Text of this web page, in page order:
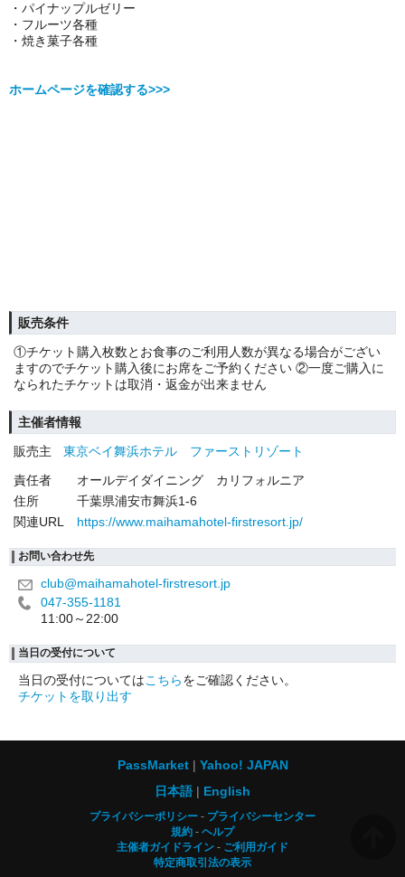
・パイナップルゼリー
・フルーツ各種
・焼き菓子各種
ホームページを確認する>>>
販売条件
①チケット購入枚数とお食事のご利用人数が異なる場合がござい
ますのでチケット購入後にお席をご予約ください ②一度ご購入に
なられたチケットは取消・返金が出来ません
主催者情報
販売主
東京ベイ舞浜ホテル ファーストリゾート
責任者
オールデイダイニング カリフォルニア
住所
千葉県浦安市舞浜1-6
関連URL
https://www.maihamahotel-firstresort.jp/
お問い合わせ先
club@maihamahotel-firstresort.jp
047-355-1181
11:00～22:00
当日の受付について
当日の受付についてはこちらをご確認ください。
チケットを取り出す
PassMarket
Yahoo! JAPAN
日本語
English
プライバシーポリシー
プライバシーセンター
規約
ヘルプ
主催者ガイドライン
ご利用ガイド
特定商取引法の表示